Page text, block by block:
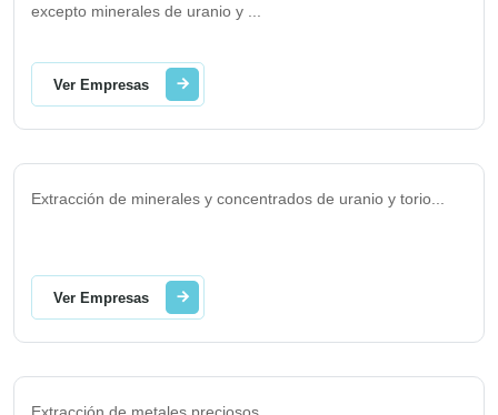
excepto minerales de uranio y
Ver Empresas
Extracción de minerales y concentrados de uranio y torio
Ver Empresas